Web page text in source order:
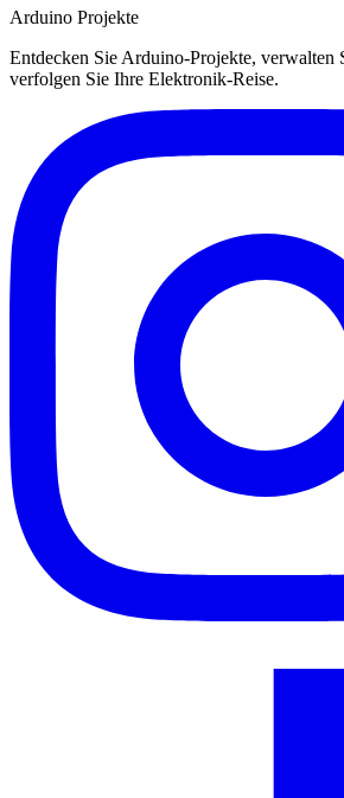
Arduino Projekte
Entdecken Sie Arduino-Projekte, verwalten
verfolgen Sie Ihre Elektronik-Reise.